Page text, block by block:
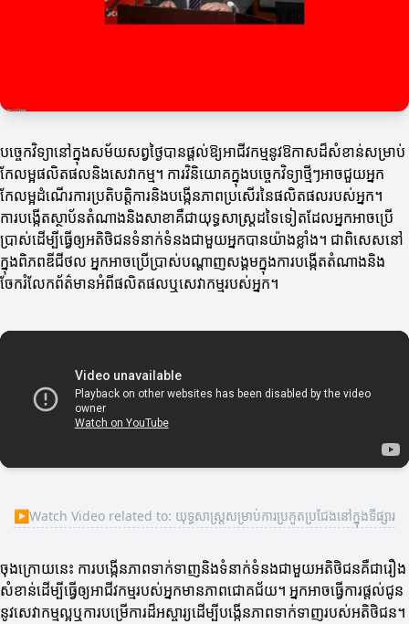
បច្ចេកវិទ្យានៅក្នុងសម័យសព្វថ្ងៃបានផ្តល់ឱ្យអាជីវកម្មនូវឱកាសដ៏សំខាន់សម្រាប់
កែលម្អផលិតផលនិងសេវាកម្ម។ ការវិនិយោគក្នុងបច្ចេកវិទ្យាថ្មីៗអាចជួយអ្នក
កែលម្អដំណើរការប្រតិបត្តិការនិងបង្កើនភាពប្រសើរនៃផលិតផលរបស់អ្នក។
ការបង្កើតស្ថាប័នតំណាងនិងសាខាគឺជាយុទ្ធសាស្ត្រដទៃទៀតដែលអ្នកអាចប្រើ
ប្រាស់ដើម្បីធ្វើឲ្យអតិថិជនទំនាក់ទំនងជាមួយអ្នកបានយ៉ាងខ្លាំង។ ជាពិសេសនៅ
ក្នុងពិភពឌីជីថល អ្នកអាចប្រើប្រាស់បណ្តាញសង្គមក្នុងការបង្កើតតំណាងនិង
ចែករំលែកព័ត៌មានអំពីផលិតផលឬសេវាកម្មរបស់អ្នក។
▶Watch Video related to: យុទ្ធសាស្ត្រសម្រាប់ការប្រកួតប្រជែងនៅក្នុងទីផ្សារ
ចុងក្រោយនេះ ការបង្កើនភាពទាក់ទាញនិងទំនាក់ទំនងជាមួយអតិថិជនគឺជារឿង
សំខាន់ដើម្បីធ្វើឲ្យអាជីវកម្មរបស់អ្នកមានភាពជោគជ័យ។ អ្នកអាចធ្វើការផ្តល់ជូន
នូវសេវាកម្មល្អឬការបម្រើការដ៏អស្ចារ្យដើម្បីបង្កើនភាពទាក់ទាញរបស់អតិថិជន។